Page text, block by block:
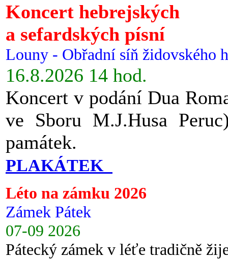
Koncert hebrejských
a sefardských písní
Louny - Obřadní síň židovského
16.8.2026 14 hod.
Koncert v podání Dua
ve Sboru M.J.Husa
památek.
PLAKÁTEK
Léto na zámku 2026
Zámek Pátek
07-09 2026
Pátecký zámek v léťe tradičně